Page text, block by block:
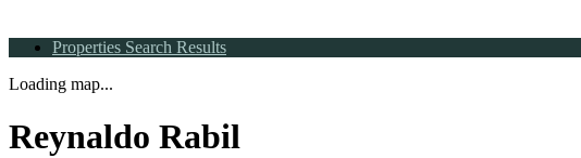
Properties Search Results
Loading map...
Reynaldo Rabil